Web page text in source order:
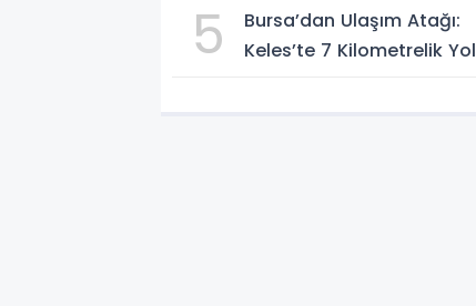
5
Bursa’dan Ulaşım Atağı:
Keles’te 7 Kilometrelik Yol